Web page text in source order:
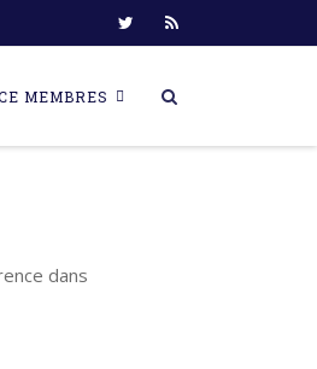
MEMBRES
dans